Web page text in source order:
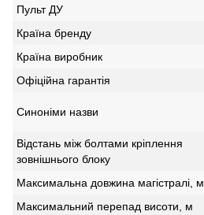
Пульт ДУ
Країна бренду
Країна виробник
Офіційна гарантія
Синоніми назви
Відстань між болтами кріплення
зовнішнього блоку
Максимальна довжина магістралі, м
Максимальний перепад висоти, м